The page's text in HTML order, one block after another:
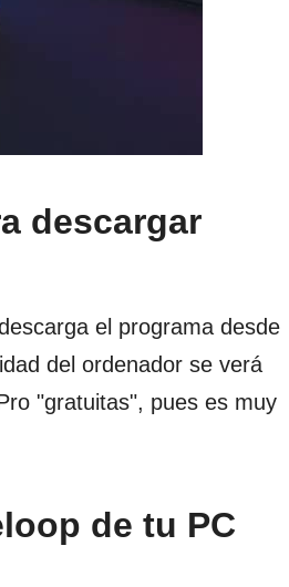
descargar
el programa desde
del ordenador se verá
"gratuitas", pues es muy
de tu PC